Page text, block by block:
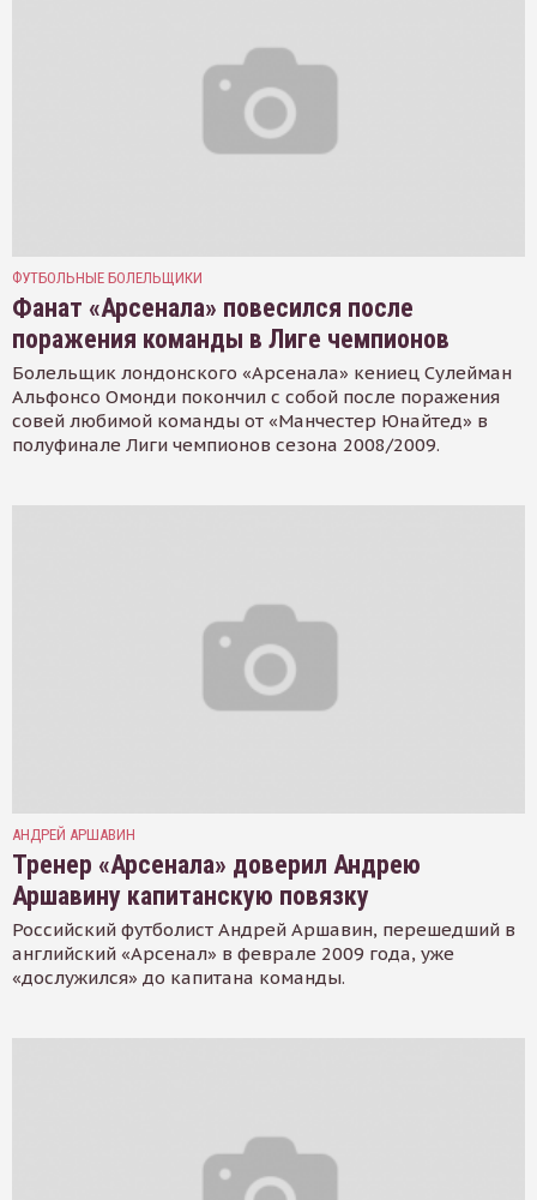
ФУТБОЛЬНЫЕ БОЛЕЛЬЩИКИ
Фанат «Арсенала» повесился после
поражения команды в Лиге чемпионов
Болельщик лондонского «Арсенала» кениец Сулейман
Альфонсо Омонди покончил с собой после поражения
совей любимой команды от «Манчестер Юнайтед» в
полуфинале Лиги чемпионов сезона 2008/2009.
АНДРЕЙ АРШАВИН
Тренер «Арсенала» доверил Андрею
Аршавину капитанскую повязку
Российский футболист Андрей Аршавин, перешедший в
английский «Арсенал» в феврале 2009 года, уже
«дослужился» до капитана команды.